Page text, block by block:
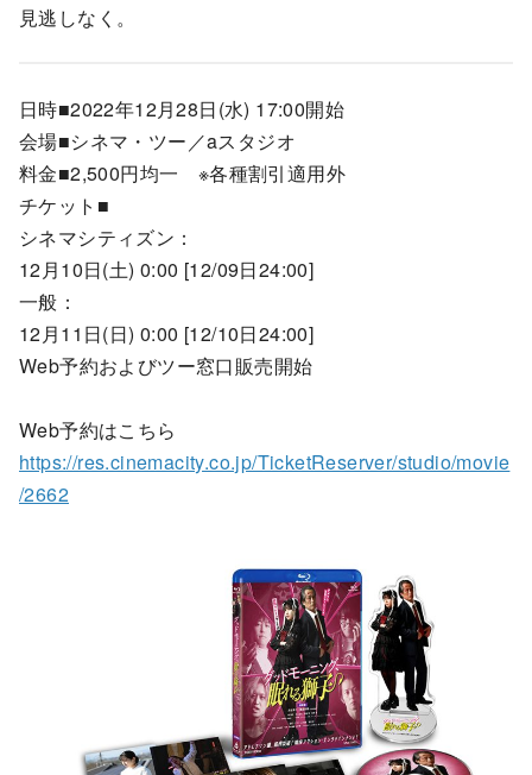
見逃しなく。
日時■2022年12月28日(水) 17:00開始
会場■シネマ・ツー／aスタジオ
料金■2,500円均一 ※各種割引適用外
チケット■
シネマシティズン：
12月10日(土) 0:00 [12/09日24:00]
一般：
12月11日(日) 0:00 [12/10日24:00]
Web予約およびツー窓口販売開始
Web予約はこちら
https://res.cinemacity.co.jp/TicketReserver/studio/movie
/2662